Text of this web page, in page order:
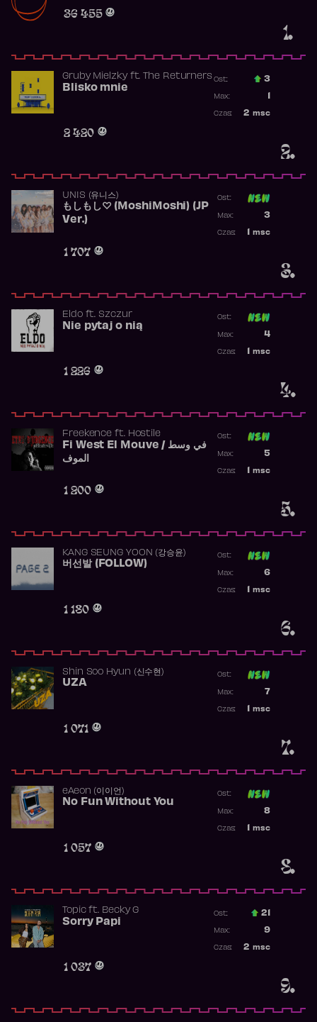
1.
36 455
2.
Gruby Mielzkyft. The Returners
Blisko mnie
2 420
Ost.: 3
Max:
2 msc
Czas:
3.
UNIS (유니스)
もしもし♡ (MoshiMoshi) (JP
Ver.)
1 707
Ost:
3
Max:
msc
Czas:
4.
Eldoft. Szczur
Nie pytaj o nią
1 226
Ost:
4
Max:
msc
Czas:
5.
Freekence ft. Hostile
Fi West El Mouve / في وسط
الموف
1 200
Ost:
5
Max:
msc
Czas:
6.
KANG SEUNG YOON (강승윤)
버선발 (FOLLOW)
1 180
Ost:
6
Max:
msc
Czas:
7.
Shin Soo Hyun (신수현)
UZA
1 071
Ost:
7
Max:
msc
Czas:
8.
​eAeon (이이언)
No Fun Without You
1 057
Ost:
8
Max:
msc
Czas:
9.
Topicft. Becky G
Sorry Papi
1 037
Ost.: 21
9
Max:
2 msc
Czas: